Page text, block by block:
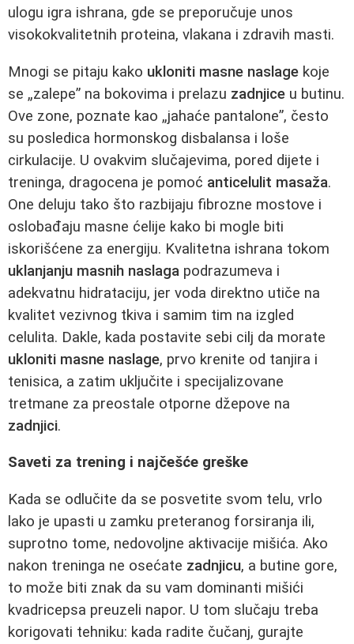
ulogu igra ishrana, gde se preporučuje unos
visokokvalitetnih proteina, vlakana i zdravih masti.
Mnogi se pitaju kako ukloniti masne naslage koje
se „zalepe” na bokovima i prelazu zadnjice u butinu.
Ove zone, poznate kao „jahaće pantalone”, često
su posledica hormonskog disbalansa i loše
cirkulacije. U ovakvim slučajevima, pored dijete i
treninga, dragocena je pomoć anticelulit masaža.
One deluju tako što razbijaju fibrozne mostove i
oslobađaju masne ćelije kako bi mogle biti
iskorišćene za energiju. Kvalitetna ishrana tokom
uklanjanju masnih naslaga podrazumeva i
adekvatnu hidrataciju, jer voda direktno utiče na
kvalitet vezivnog tkiva i samim tim na izgled
celulita. Dakle, kada postavite sebi cilj da morate
ukloniti masne naslage, prvo krenite od tanjira i
tenisica, a zatim uključite i specijalizovane
tretmane za preostale otporne džepove na
zadnjici.
Saveti za trening i najčešće greške
Kada se odlučite da se posvetite svom telu, vrlo
lako je upasti u zamku preteranog forsiranja ili,
suprotno tome, nedovoljne aktivacije mišića. Ako
nakon treninga ne osećate zadnjicu, a butine gore,
to može biti znak da su vam dominanti mišići
kvadricepsa preuzeli napor. U tom slučaju treba
korigovati tehniku: kada radite čučanj, gurajte